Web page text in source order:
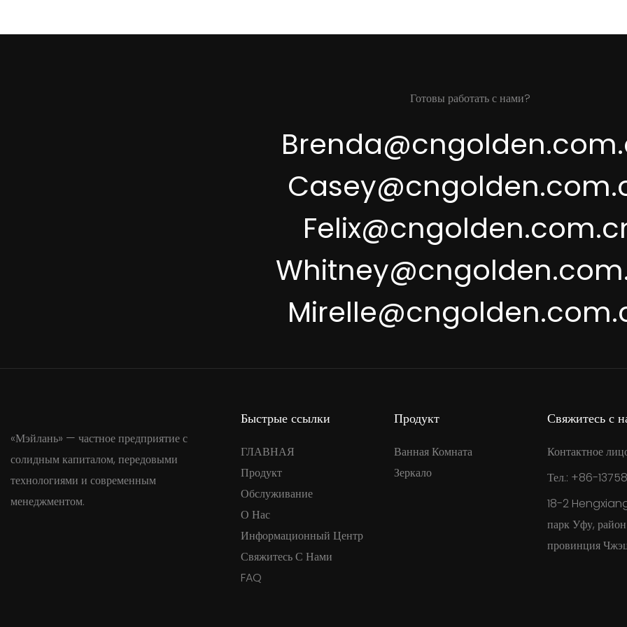
Готовы работать с нами?
«Мэйлань» — частное предприятие с
солидным капиталом, передовыми
технологиями и современным
менеджментом.
Быстрые ссылки
ГЛАВНАЯ
Продукт
Обслуживание
О Нас
Информационный Центр
Свяжитесь С Нами
FAQ
Продукт
Ванная Комната
Зеркало
Свяжитесь с
Контактное
Тел.: +86-
18-2
парк Уфу,
провинция